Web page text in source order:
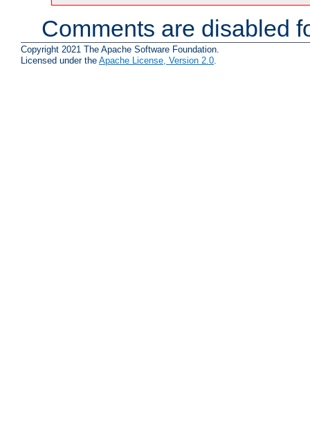
Comments are disabled
Copyright 2021 The Apache Software Foundation.
Licensed under the Apache License, Version 2.0.